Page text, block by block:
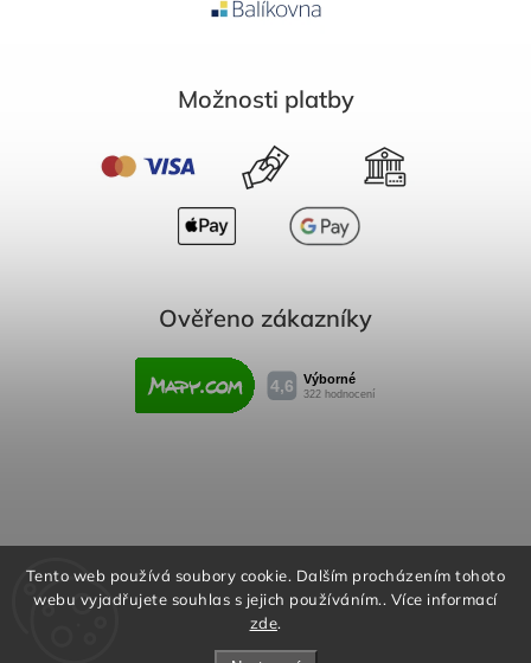
Tento web používá soubory cookie. Dalším procházením tohoto
webu vyjadřujete souhlas s jejich používáním.. Více informací
zde.
Možnosti platby
Ověřeno zákazníky
Obchodní podmínky
Reklamační řád
Podmínky ochrany osobních údajů